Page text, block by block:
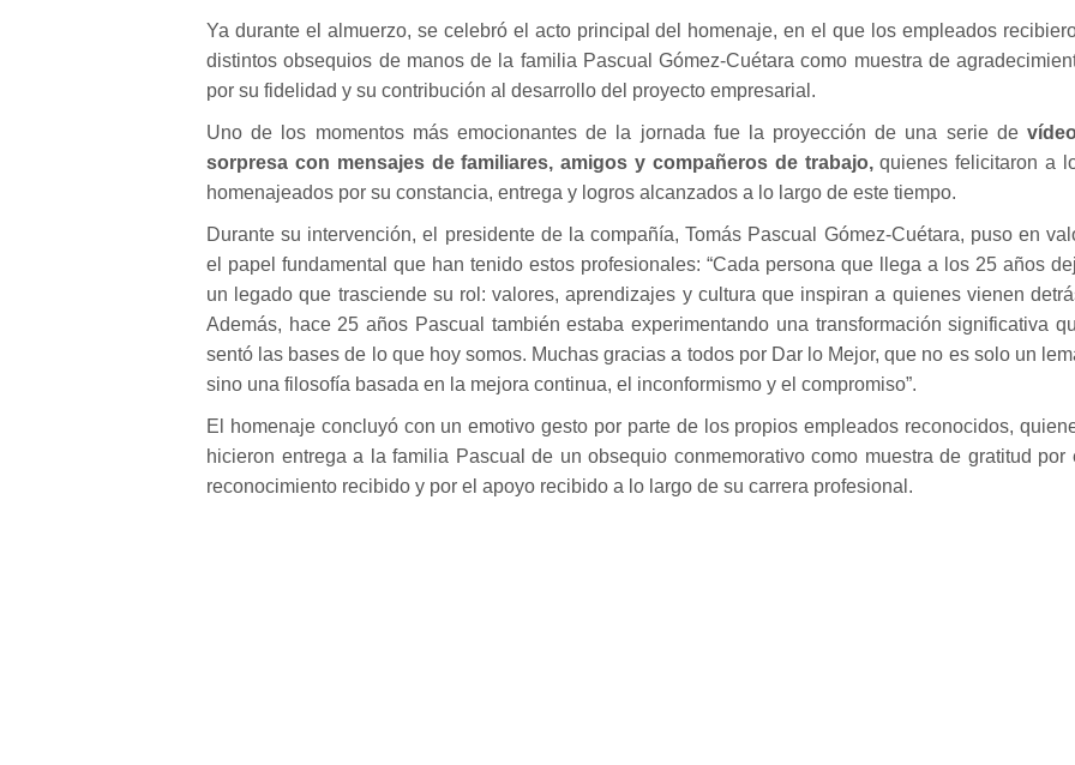
Ya durante el almuerzo, se celebró el acto principal del homenaje, en el que los empleados
distintos obsequios de manos de la familia Pascual Gómez-Cuétara como muestra de
por su fidelidad y su contribución al desarrollo del proyecto empresarial.
Uno de los momentos más emocionantes de la jornada fue la proyección de una serie de
sorpresa con mensajes de familiares, amigos y compañeros de trabajo,quienes felicitaron a
homenajeados por su constancia, entrega y logros alcanzados a lo largo de este tiempo.
Durante su intervención, el presidente de la compañía, Tomás Pascual Gómez-Cuétara, puso en
el papel fundamental que han tenido estos profesionales: “Cada persona que llega a los 25 años
un legado que trasciende su rol: valores, aprendizajes y cultura que inspiran a quienes vienen
Además, hace 25 años Pascual también estaba experimentando una transformación significativa
sentó las bases de lo que hoy somos. Muchas gracias a todos por Dar lo Mejor, que no es solo un
sino una filosofía basada en la mejora continua, el inconformismo y el compromiso”.
El homenaje concluyó con un emotivo gesto por parte de los propios empleados reconocidos,
hicieron entrega a la familia Pascual de un obsequio conmemorativo como muestra de gratitud por
reconocimiento recibido y por el apoyo recibido a lo largo de su carrera profesional.